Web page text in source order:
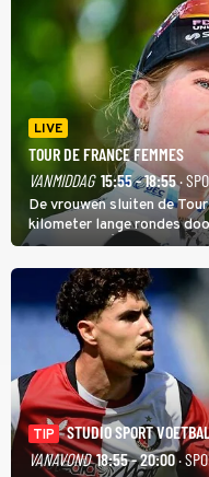
LIVE
TOUR DE FRANCE FEMMES
VANMIDDAG 15:55 - 18:55·
De vrouwen sluiten de
kilometer lange rondes
zware Col d'Èze. Aan de
de eindwinnaar de laatste
TIP
STUDIO SPORT
VANAVOND 18:55 - 20:00·